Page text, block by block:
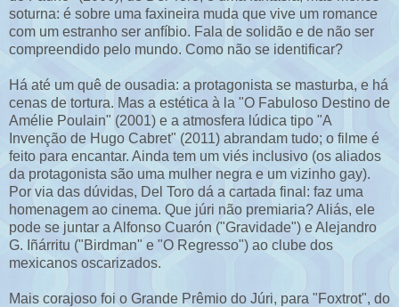
soturna: é sobre uma faxineira muda que vive um romance
com um estranho ser anfíbio. Fala de solidão e de não ser
compreendido pelo mundo. Como não se identificar?
Há até um quê de ousadia: a protagonista se masturba, e há
cenas de tortura. Mas a estética à la "O Fabuloso Destino de
Amélie Poulain" (2001) e a atmosfera lúdica tipo "A
Invenção de Hugo Cabret" (2011) abrandam tudo; o filme é
feito para encantar. Ainda tem um viés inclusivo (os aliados
da protagonista são uma mulher negra e um vizinho gay).
Por via das dúvidas, Del Toro dá a cartada final: faz uma
homenagem ao cinema. Que júri não premiaria? Aliás, ele
pode se juntar a Alfonso Cuarón ("Gravidade") e Alejandro
G. Iñárritu ("Birdman" e "O Regresso") ao clube dos
mexicanos oscarizados.
Mais corajoso foi o Grande Prêmio do Júri, para "Foxtrot", do